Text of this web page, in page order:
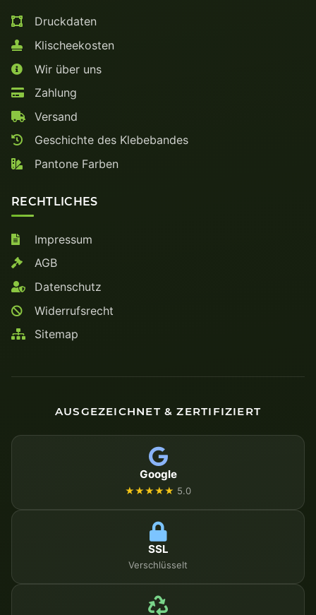
Druckdaten
Klischeekosten
Wir über uns
Zahlung
Versand
Geschichte des Klebebandes
Pantone Farben
RECHTLICHES
Impressum
AGB
Datenschutz
Widerrufsrecht
Sitemap
AUSGEZEICHNET & ZERTIFIZIERT
Google
★★★★★ 5.0
SSL
Verschlüsselt